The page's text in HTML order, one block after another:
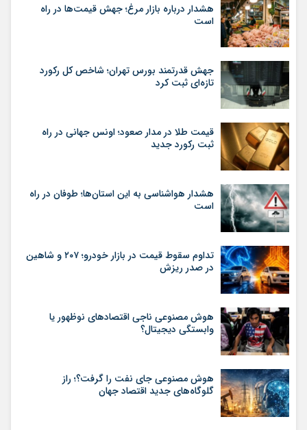
هشدار درباره بازار مرغ؛ جهش قیمت‌ها در راه
است
جهش قدرتمند بورس تهران؛ شاخص کل رکورد
تازه‌ای ثبت کرد
قیمت طلا در مدار صعود؛ اونس جهانی در راه
ثبت رکورد جدید
هشدار هواشناسی به این استان‌ها؛ طوفان در راه
است
تداوم سقوط قیمت در بازار خودرو؛ ۲۰۷ و شاهین
در صدر ریزش
هوش مصنوعی ناجی اقتصادهای نوظهور یا
وابستگی دیجیتال؟
هوش مصنوعی جای نفت را گرفت؟؛ راز
گلوگاه‌های جدید اقتصاد جهان